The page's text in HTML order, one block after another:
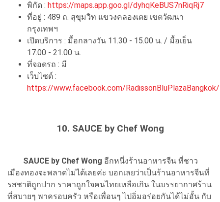
พิกัด : https://maps.app.goo.gl/dyhqKeBUS7nRiqRj7
ที่อยู่ : 489 ถ. สุขุมวิท แขวงคลองเตย เขตวัฒนา
กรุงเทพฯ
เปิดบริการ : มื้อกลางวัน 11.30 - 15.00 น. / มื้อเย็น
17.00 - 21.00 น.
ที่จอดรถ : มี
เว็บไซต์ :
https://www.facebook.com/RadissonBluPlazaBangkok/
10. SAUCE by Chef Wong
SAUCE by Chef Wong อีกหนึ่งร้านอาหารจีน ที่ชาว
เมืองทองจะพลาดไม่ได้เลยค่ะ บอกเลยว่าเป็นร้านอาหารจีนที่
รสชาติถูกปาก ราคาถูกใจคนไทยเหลือเกิน ในบรรยากาศร้าน
ที่สบายๆ พาครอบครัว หรือเพื่อนๆ ไปอิ่มอร่อยกันได้ไม่อั้น กับ